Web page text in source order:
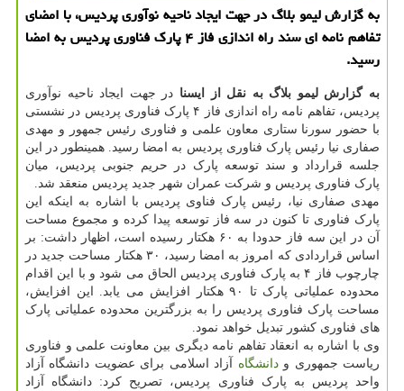
به گزارش لیمو بلاگ در جهت ایجاد ناحیه نوآوری پردیس، با امضای
تفاهم نامه ای سند راه اندازی فاز ۴ پارك فناوری پردیس به امضا
رسید.
به گزارش لیمو بلاگ به نقل از ایسنا در جهت ایجاد ناحیه نوآوری
پردیس، تفاهم نامه راه اندازی فاز ۴ پارک فناوری پردیس در نشستی
با حضور سورنا ستاری معاون علمی و فناوری رئیس جمهور و مهدی
صفاری نیا رئیس پارک فناوری پردیس به امضا رسید. همینطور در این
جلسه قرارداد و سند توسعه پارک در حریم جنوبی پردیس، میان
پارک فناوری پردیس و شرکت عمران شهر جدید پردیس منعقد شد.
مهدی صفاری نیا، رئیس پارک فناوی پردیس با اشاره به اینکه این
پارک فناوری تا کنون در سه فاز توسعه پیدا کرده و مجموع مساحت
آن در این سه فاز حدودا به ۶۰ هکتار رسیده است، اظهار داشت: بر
اساس قراردادی که امروز به امضا رسید، ۳۰ هکتار مساحت جدید در
چارچوب فاز ۴ به پارک فناوری پردیس الحاق می شود و با این اقدام
محدوده عملیاتی پارک تا ۹۰ هکتار افزایش می یابد. این افزایش،
مساحت پارک فناوری پردیس را به بزرگترین محدوده عملیاتی پارک
های فناوری کشور تبدیل خواهد نمود.
وی با اشاره به انعقاد تفاهم نامه دیگری بین معاونت علمی و فناوری
ریاست جمهوری ودانشگاه آزاد اسلامی برای عضویت دانشگاه آزاد
واحد پردیس به پارک فناوری پردیس، تصریح کرد: دانشگاه آزاد